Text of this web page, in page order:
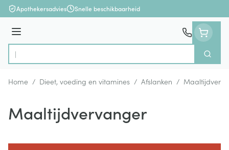
Ga naar de inhoud
Apothekersadvies Snelle beschikbaarheid
Menu
Product, merk, categorie...
Zoek
Home / Dieet, voeding en vitamines / Afslanken /
Maaltijdvervanger